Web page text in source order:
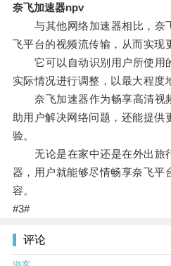
奈飞加速器npv
与其他网络加速器相比，奈
飞平台的视频流传输，从而实现
它可以自动识别用户所使用
实际情况进行调整，以最大程度
奈飞加速器作为畅享高清视
助用户解决网络问题，还能提供
验。
无论是在家中还是在外出旅
器，用户就能够尽情畅享奈飞平
容。
#3#
评论